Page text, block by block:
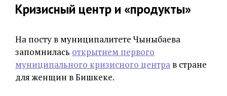
Кризисный центр и «продукты»
На посту в муниципалитете Чыныбаева
запомнилась открытием первого
муниципального кризисного центра в стране
для женщин в Бишкеке.